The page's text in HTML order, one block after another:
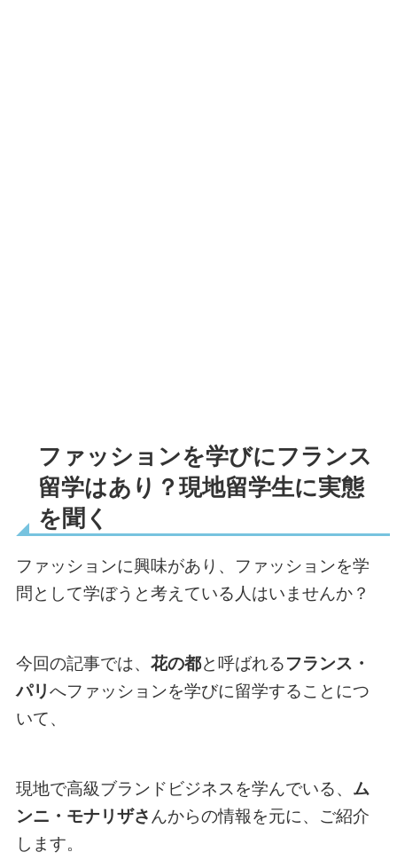
ファッションを学びにフランス
留学はあり？現地留学生に実態
を聞く
ファッションに興味があり、ファッションを学
問として学ぼうと考えている人はいませんか？
今回の記事では、 花の都と呼ばれるフランス・
パリへファッションを学びに留学することにつ
いて、
現地で高級ブランドビジネスを学んでいる、 ム
ンニ・モナリザさ んからの情報を元に、ご紹介
します。